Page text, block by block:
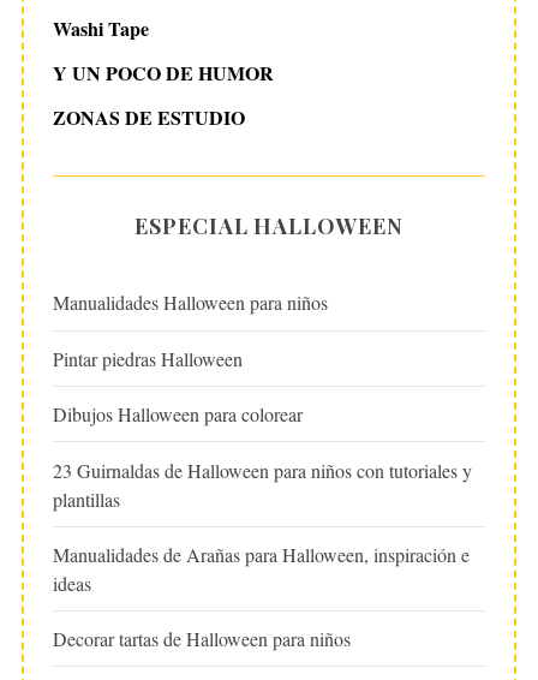
Washi Tape
Y UN POCO DE HUMOR
ZONAS DE ESTUDIO
ESPECIAL HALLOWEEN
Manualidades Halloween para niños
Pintar piedras Halloween
Dibujos Halloween para colorear
23 Guirnaldas de Halloween para niños con tutoriales y
plantillas
Manualidades de Arañas para Halloween, inspiración e
ideas
Decorar tartas de Halloween para niños